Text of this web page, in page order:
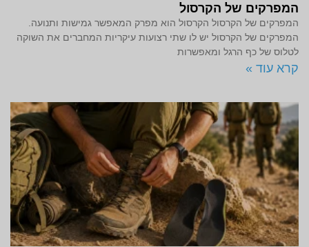
המפרקים של הקרסול
המפרקים של הקרסול הקרסול הוא מפרק המאפשר גמישות ותנועה.
המפרקים של הקרסול יש לו שתי רצועות עיקריות המחברים את השוקה
לטלוס של כף הרגל ומאפשרות
קרא עוד »